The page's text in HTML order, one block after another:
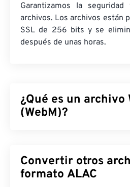
Garantizamos la
archivos. Los archivos están
SSL de 256 bits y se
después de unas horas.
¿Qué es un archivo
(WebM)?
fue diseñado para ser
Admite capítulos, subtítulos,
Convertir otros
formato ALAC